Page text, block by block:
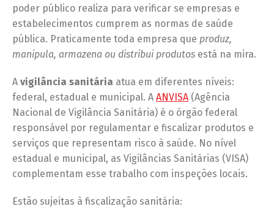
poder público realiza para verificar se empresas e
estabelecimentos cumprem as normas de saúde
pública. Praticamente toda empresa que produz,
manipula, armazena ou distribui produtos está na mira.
A vigilância sanitária atua em diferentes níveis:
federal, estadual e municipal. A ANVISA (Agência
Nacional de Vigilância Sanitária) é o órgão federal
responsável por regulamentar e fiscalizar produtos e
serviços que representam risco à saúde. No nível
estadual e municipal, as Vigilâncias Sanitárias (VISA)
complementam esse trabalho com inspeções locais.
Estão sujeitas à fiscalização sanitária: